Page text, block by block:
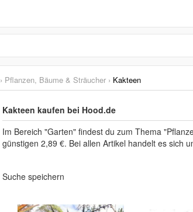
› Pflanzen, Bäume & Sträucher › Kakteen
Kakteen kaufen bei Hood.de
Im Bereich "Garten" findest du zum Thema
günstigen 2,89 €. Bei allen Artikel handelt es sich
Suche speichern